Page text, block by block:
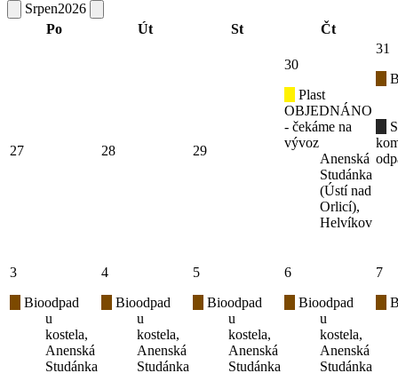
Srpen2026
Po
Út St Čt
27 28 29
30
Plast
OBJEDNÁNO
- čekáme na
vývoz
Anenská
Studánka
(Ústí nad
Orlicí),
Helvíkov
31
3
Bioodpad
u
kostela,
Anenská
Studánka
4
Bioodpad
u
kostela,
Anenská
Studánka
5
Bioodpad
u
kostela,
Anenská
Studánka
6
Bioodpad
u
kostela,
Anenská
Studánka
7